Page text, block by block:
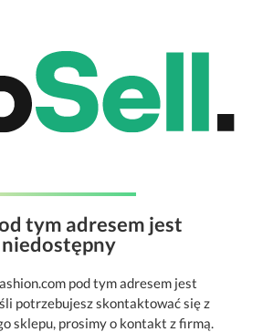
tym adresem jest
niedostępny
pod tym adresem jest
potrzebujesz skontaktować się z
sklepu, prosimy o kontakt z firmą.